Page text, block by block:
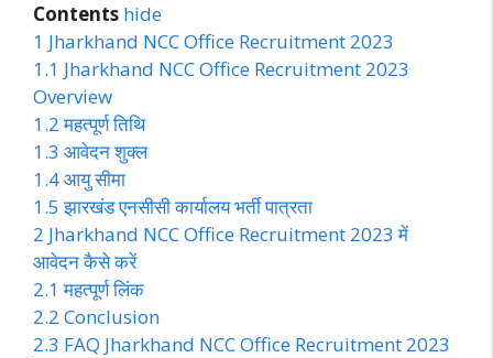
Contents hide
1 Jharkhand NCC Office Recruitment 2023
1.1 Jharkhand NCC Office Recruitment 2023
Overview
1.2 महत्पूर्ण तिथि
1.3 आवेदन शुक्ल
1.4आयु सीमा
1.5 झारखंड एनसीसी कार्यालय भर्ती पात्रता
2 Jharkhand NCC Office Recruitment 2023 में
आवेदन कैसे करें
2.1 महत्पूर्ण लिंक
2.2 Conclusion
2.3 FAQ Jharkhand NCC Office Recruitment 2023